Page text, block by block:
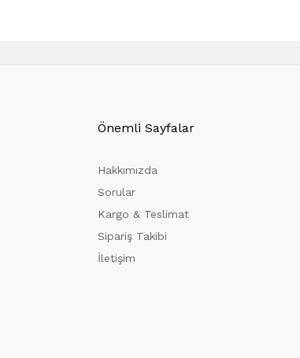
Önemli Sayfalar
Hakkımızda
Sorular
Kargo & Teslimat
Sipariş Takibi
İletişim